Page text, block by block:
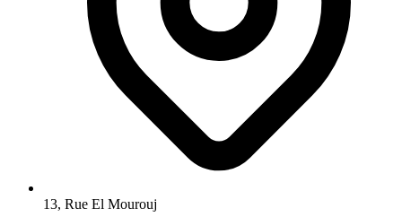
13, Rue El Mourouj